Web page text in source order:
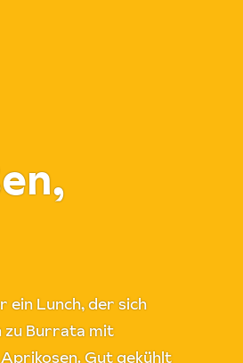
Lunch, der sich
zu Burrata mit
Gut gekühlt